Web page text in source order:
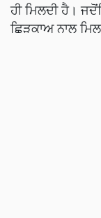
ਹੀ ਮਿਲਦੀ ਹੈ।
ਛਿੜਕਾਅ ਨਾਲ